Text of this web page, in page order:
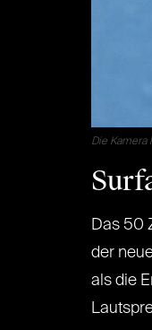
Die Kamera
Das 50
der
als die